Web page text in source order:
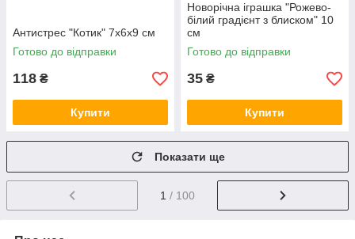
Антистрес "Котик" 7х6х9 см
Готово до відправки
118 ₴
Купити
Новорічна іграшка "Рожево-
білий градієнт з блиском" 10
см
Готово до відправки
35 ₴
Купити
Показати ще
1 / 100